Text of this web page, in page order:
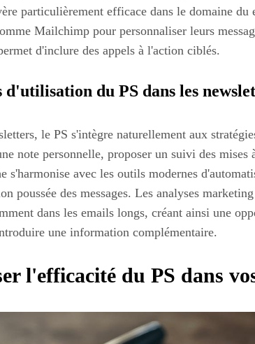
particulièrement efficace dans le domaine
Mailchimp pour personnaliser leurs
d'inclure des appels à l'action ciblés.
d'utilisation du PS dans les
le PS s'intègre naturellement aux
note personnelle, proposer un suivi des
s'harmonise avec les outils modernes
poussée des messages. Les analyses
dans les emails longs, créant ainsi une
une information complémentaire.
l'efficacité du PS dans